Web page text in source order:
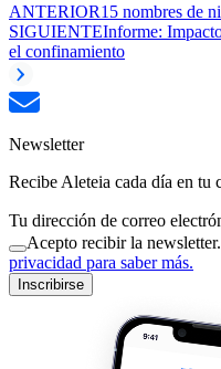
ANTERIOR15 nombres de
SIGUIENTEInforme:
el confinamiento
Newsletter
Recibe Aleteia cada día en tu
Tu dirección de correo
Acepto recibir la
privacidad para saber más.
Inscribirse